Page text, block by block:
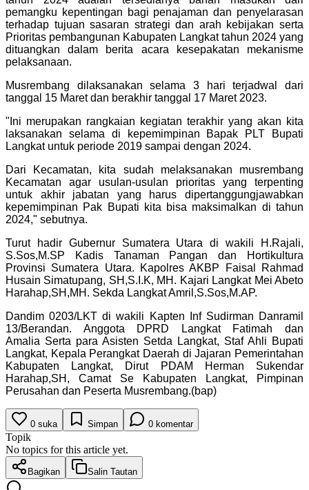
pemangku kepentingan bagi penajaman dan penyelarasan
terhadap tujuan sasaran strategi dan arah kebijakan serta
Prioritas pembangunan Kabupaten Langkat tahun 2024 yang
dituangkan dalam berita acara kesepakatan mekanisme
pelaksanaan.
Musrembang dilaksanakan selama 3 hari terjadwal dari
tanggal 15 Maret dan berakhir tanggal 17 Maret 2023.
"Ini merupakan rangkaian kegiatan terakhir yang akan kita
laksanakan selama di kepemimpinan Bapak PLT Bupati
Langkat untuk periode 2019 sampai dengan 2024.
Dari Kecamatan, kita sudah melaksanakan musrembang
Kecamatan agar usulan-usulan prioritas yang terpenting
untuk akhir jabatan yang harus dipertanggungjawabkan
kepemimpinan Pak Bupati kita bisa maksimalkan di tahun
2024," sebutnya.
Turut hadir Gubernur Sumatera Utara di wakili H.Rajali,
S.Sos,M.SP Kadis Tanaman Pangan dan Hortikultura
Provinsi Sumatera Utara. Kapolres AKBP Faisal Rahmad
Husain Simatupang, SH,S.I.K, MH. Kajari Langkat Mei Abeto
Harahap,SH,MH. Sekda Langkat Amril,S.Sos,M.AP.
Dandim 0203/LKT di wakili Kapten Inf Sudirman Danramil
13/Berandan. Anggota DPRD Langkat Fatimah dan
Amalia Serta para Asisten Setda Langkat, Staf Ahli Bupati
Langkat, Kepala Perangkat Daerah di Jajaran Pemerintahan
Kabupaten Langkat, Dirut PDAM Herman Sukendar
Harahap,SH, Camat Se Kabupaten Langkat, Pimpinan
Perusahan dan Peserta Musrembang.(bap)
0 suka Simpan 0 komentar
Topik
No topics for this article yet.
Bagikan Salin Tautan